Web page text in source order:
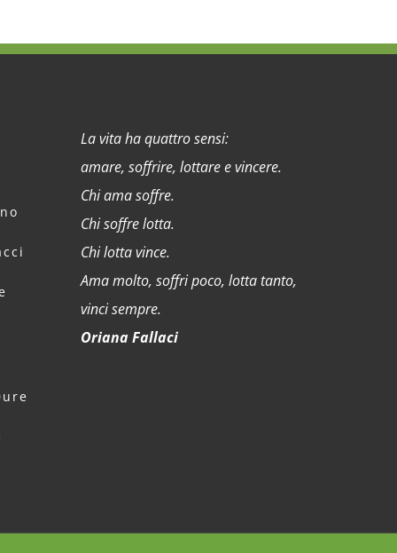
La vita ha quattro sensi:
amare, soffrire, lottare e vincere.
Chi ama soffre.
Chi soffre lotta.
Chi lotta vince.
Ama molto, soffri poco, lotta tanto,
vinci sempre.
Oriana Fallaci